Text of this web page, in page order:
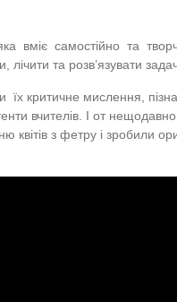
вміє самостійно та
та розв’язувати
їх критичне мислення,
вчителів. І от
квітів з фетру і зробили